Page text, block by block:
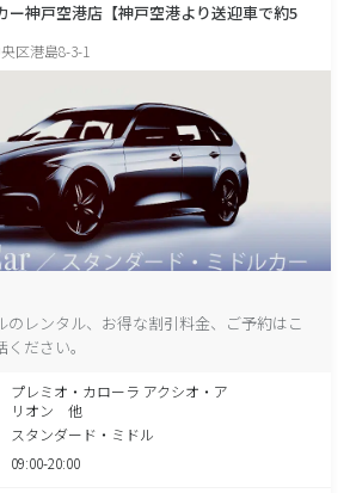
ー神戸空港店【神戸空港より送迎車で約5
区港島8-3-1
のレンタル、お得な割引料金、ご予約はこ
ださい。
プレミオ・カローラ アクシオ・ア
リオン 他
スタンダード・ミドル
09:00-20:00